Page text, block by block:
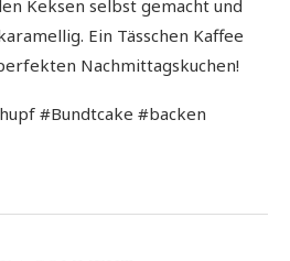
Keksen selbst gemacht und
Ein Tässchen Kaffee
Nachmittagskuchen!
#Bundtcake #backen